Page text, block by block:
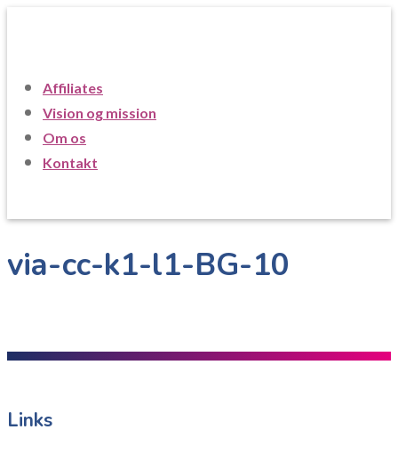
Affiliates
Vision og mission
Om os
Kontakt
via-cc-k1-l1-BG-10
Links